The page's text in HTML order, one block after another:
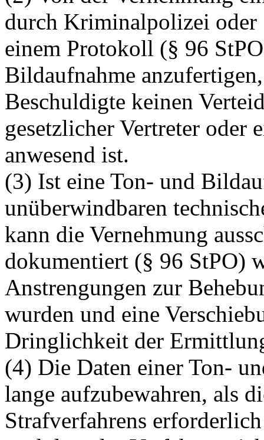
durch Kriminalpolizei oder
einem Protokoll (§ 96
Bildaufnahme
Beschuldigte keinen
gesetzlicher Vertreter oder
anwesend ist.
(3) Ist eine Ton- und
unüberwindbaren
kann die Vernehmung
dokumentiert (§ 96 StPO)
Anstrengungen zur
wurden und eine
Dringlichkeit der
(4) Die Daten einer Ton-
lange aufzubewahren, als
Strafverfahrens